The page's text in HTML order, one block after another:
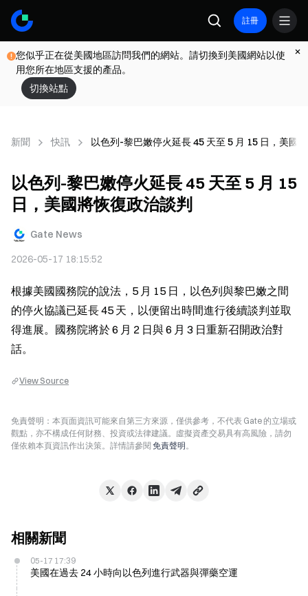
註冊
您似乎正在從美國地區訪問我們的網站。請切換到美國網站以使
用您所在地區支援的產品。
切換站點
新聞 快訊 以色列-黎巴嫩停火延長 45 天至 5 月 15 日，美國
以色列-黎巴嫩停火延長 45 天至 5 月 15
日，美國將恢復政治談判
Gate News
2026-05-17 18:15:52
根據美國國務院的說法，5 月 15 日，以色列與黎巴嫩之間
的停火協議已延長 45 天，以便留出時間進行後續談判並取
得進展。國務院將於 6 月 2 日與 6 月 3 日重新召開政治對
話。
View Source
免責聲明：本頁面資訊可能來自第三方來源，僅供參考，不代表 Gate 的立場或
觀點，亦不構成任何財務、投資或法律建議。虛擬資產交易具有高風險，請勿
僅依賴本頁資訊作出決策。詳情請參閱 免責聲明。
相關新聞
05-17 17:39
美國在過去 24 小時向以色列進行武器與彈藥空運